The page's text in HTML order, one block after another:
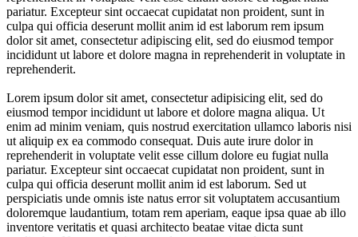
pariatur. Excepteur sint occaecat cupidatat non proident, sunt in
culpa qui officia deserunt mollit anim id est laborum rem ipsum
dolor sit amet, consectetur adipiscing elit, sed do eiusmod tempor
incididunt ut labore et dolore magna in reprehenderit in voluptate in
reprehenderit.
Lorem ipsum dolor sit amet, consectetur adipisicing elit, sed do
eiusmod tempor incididunt ut labore et dolore magna aliqua. Ut
enim ad minim veniam, quis nostrud exercitation ullamco laboris nisi
ut aliquip ex ea commodo consequat. Duis aute irure dolor in
reprehenderit in voluptate velit esse cillum dolore eu fugiat nulla
pariatur. Excepteur sint occaecat cupidatat non proident, sunt in
culpa qui officia deserunt mollit anim id est laborum. Sed ut
perspiciatis unde omnis iste natus error sit voluptatem accusantium
doloremque laudantium, totam rem aperiam, eaque ipsa quae ab illo
inventore veritatis et quasi architecto beatae vitae dicta sunt